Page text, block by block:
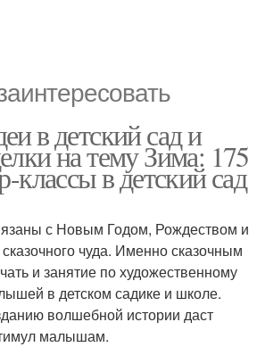
в детский сад и
на тему Зима: 175
классы в детский сад
с Новым Годом, Рождеством и
чуда. Именно сказочным
и занятие по художественному
в детском садике и школе.
волшебной истории даст
малышам.